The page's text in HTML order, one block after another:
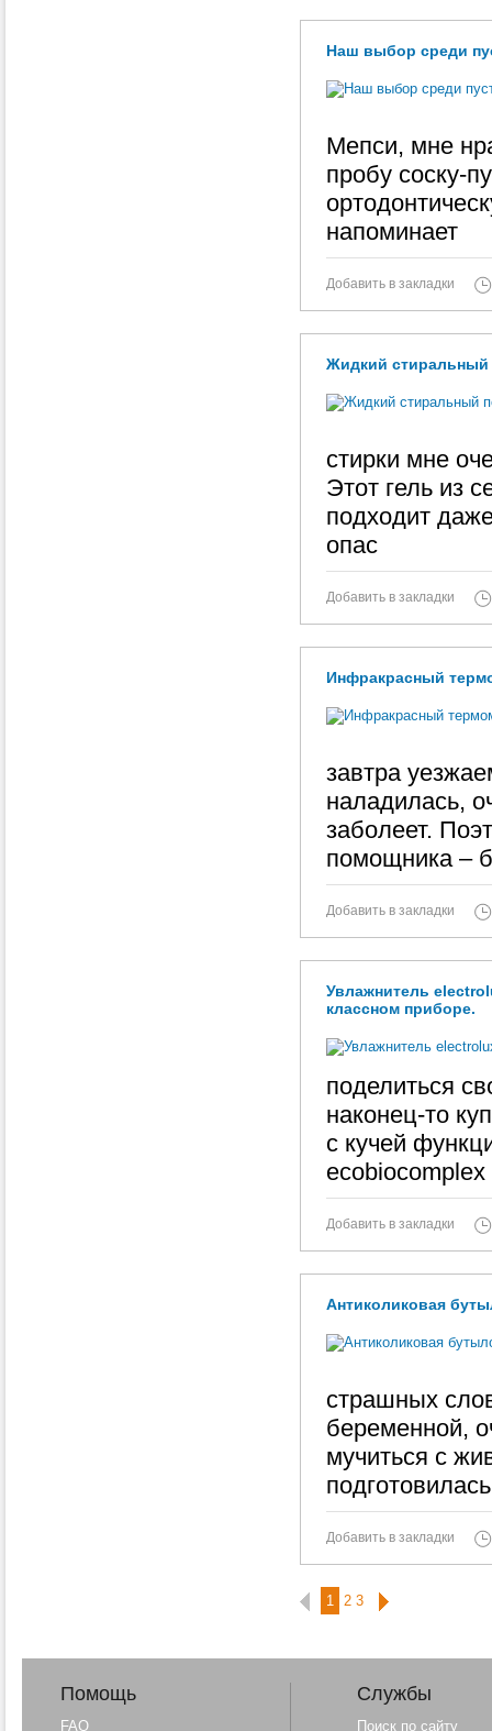
Наш выбор среди
Мепси, мне
пробу соску-
напоминает
Добавить в закладки
Жидкий
стирки мне
Этот гель из
подходит
опас
Добавить в закладки
Инфракрасный
завтра
наладилась,
заболеет.
помощника –
Добавить в закладки
Увлажнитель
классном приборе.
поделиться
наконец-то
с кучей
Добавить в закладки
Антиколиковая
страшных
беременной,
мучиться с
Добавить в закладки
1 2 3
Помощь
FAQ
Службы
Поиск по сайту